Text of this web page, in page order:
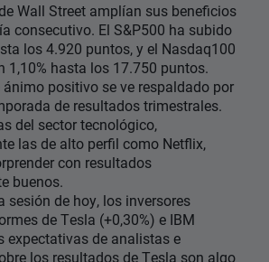
Wall Street amplían sus beneficios
consecutivo. El S&P500 ha subido
los 4.920 puntos, y el Nasdaq100
1,10% hasta los 17.750 puntos.
ánimo positivo se ve respaldado por
de resultados trimestrales.
del sector tecnológico,
las de alto perfil como Netflix,
con resultados
buenos.
sesión de hoy, los inversores
de Tesla (+0,30%) e IBM
expectativas de analistas e
los resultados de Tesla son algo